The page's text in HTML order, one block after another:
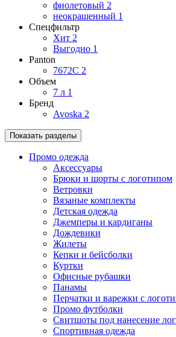
фиолетовый 2
неокрашенный 1
Спецфильтр
Хит 2
Выгодно 1
Panton
7672C 2
Объем
7 л 1
Бренд
Avoska 2
Показать разделы
Промо одежда
Аксессуары
Брюки и шорты с логотипом
Ветровки
Вязаные комплекты
Детская одежда
Джемперы и кардиганы
Дождевики
Жилеты
Кепки и бейсболки
Куртки
Офисные рубашки
Панамы
Перчатки и варежки с
Промо футболки
Свитшоты под нанесение
Спортивная одежда